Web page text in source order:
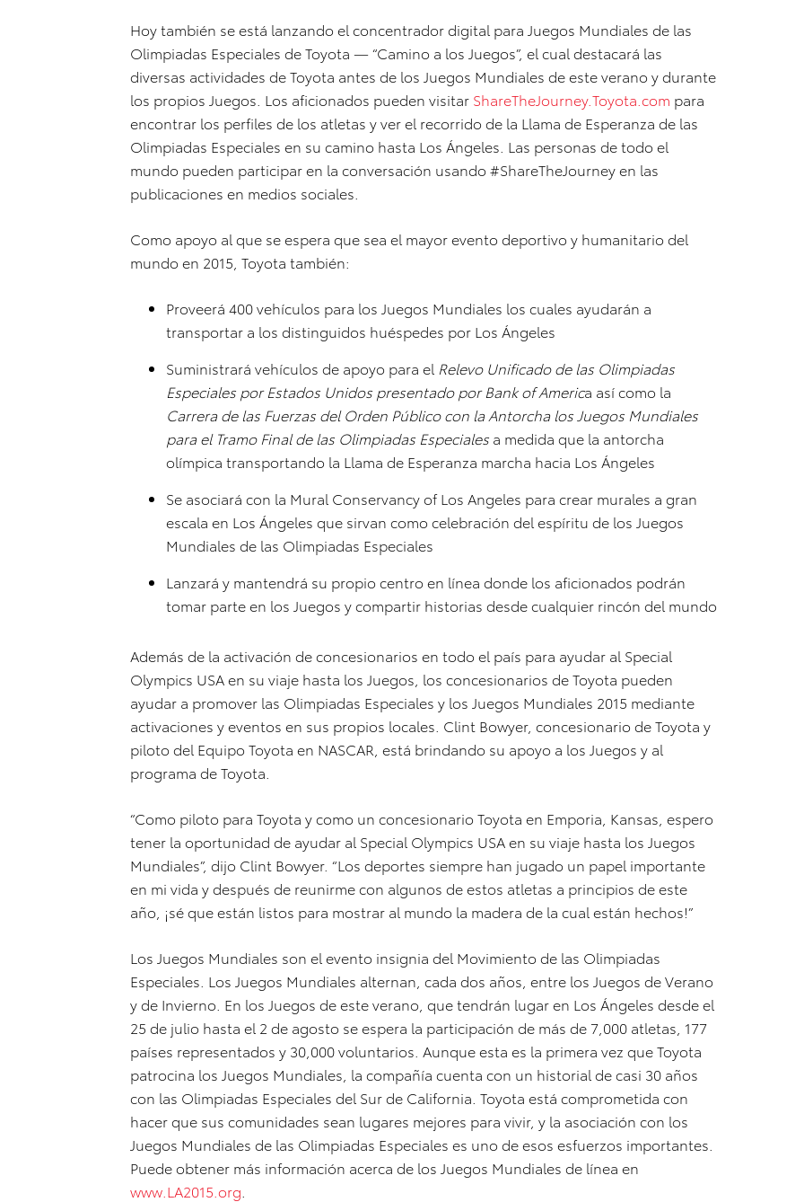
Hoy también se está lanzando el concentrador digital para Juegos Mundiales de las
Olimpiadas Especiales de Toyota — “Camino a los Juegos”, el cual destacará las
diversas actividades de Toyota antes de los Juegos Mundiales de este verano y durante
los propios Juegos. Los aficionados pueden visitar ShareTheJourney.Toyota.com para
encontrar los perfiles de los atletas y ver el recorrido de la Llama de Esperanza de las
Olimpiadas Especiales en su camino hasta Los Ángeles. Las personas de todo el
mundo pueden participar en la conversación usando #ShareTheJourney en las
publicaciones en medios sociales.
Como apoyo al que se espera que sea el mayor evento deportivo y humanitario del
mundo en 2015, Toyota también:
Proveerá 400 vehículos para los Juegos Mundiales los cuales ayudarán a
transportar a los distinguidos huéspedes por Los Ángeles
Suministrará vehículos de apoyo para el Relevo Unificado de las Olimpiadas
Especiales por Estados Unidos presentado por Bank of America así como la
Carrera de las Fuerzas del Orden Público con la Antorcha los Juegos Mundiales
para el Tramo Final de las Olimpiadas Especiales a medida que la antorcha
olímpica transportando la Llama de Esperanza marcha hacia Los Ángeles
Se asociará con la Mural Conservancy of Los Angeles para crear murales a gran
escala en Los Ángeles que sirvan como celebración del espíritu de los Juegos
Mundiales de las Olimpiadas Especiales
Lanzará y mantendrá su propio centro en línea donde los aficionados podrán
tomar parte en los Juegos y compartir historias desde cualquier rincón del mundo
Además de la activación de concesionarios en todo el país para ayudar al Special
Olympics USA en su viaje hasta los Juegos, los concesionarios de Toyota pueden
ayudar a promover las Olimpiadas Especiales y los Juegos Mundiales 2015 mediante
activaciones y eventos en sus propios locales. Clint Bowyer, concesionario de Toyota y
piloto del Equipo Toyota en NASCAR, está brindando su apoyo a los Juegos y al
programa de Toyota.
“Como piloto para Toyota y como un concesionario Toyota en Emporia, Kansas, espero
tener la oportunidad de ayudar al Special Olympics USA en su viaje hasta los Juegos
Mundiales”, dijo Clint Bowyer. “Los deportes siempre han jugado un papel importante
en mi vida y después de reunirme con algunos de estos atletas a principios de este
año, ¡sé que están listos para mostrar al mundo la madera de la cual están hechos!”
Los Juegos Mundiales son el evento insignia del Movimiento de las Olimpiadas
Especiales. Los Juegos Mundiales alternan, cada dos años, entre los Juegos de Verano
y de Invierno. En los Juegos de este verano, que tendrán lugar en Los Ángeles desde el
25 de julio hasta el 2 de agosto se espera la participación de más de 7,000 atletas, 177
países representados y 30,000 voluntarios. Aunque esta es la primera vez que Toyota
patrocina los Juegos Mundiales, la compañía cuenta con un historial de casi 30 años
con las Olimpiadas Especiales del Sur de California. Toyota está comprometida con
hacer que sus comunidades sean lugares mejores para vivir, y la asociación con los
Juegos Mundiales de las Olimpiadas Especiales es uno de esos esfuerzos importantes.
Puede obtener más información acerca de los Juegos Mundiales de línea en
www.LA2015.org